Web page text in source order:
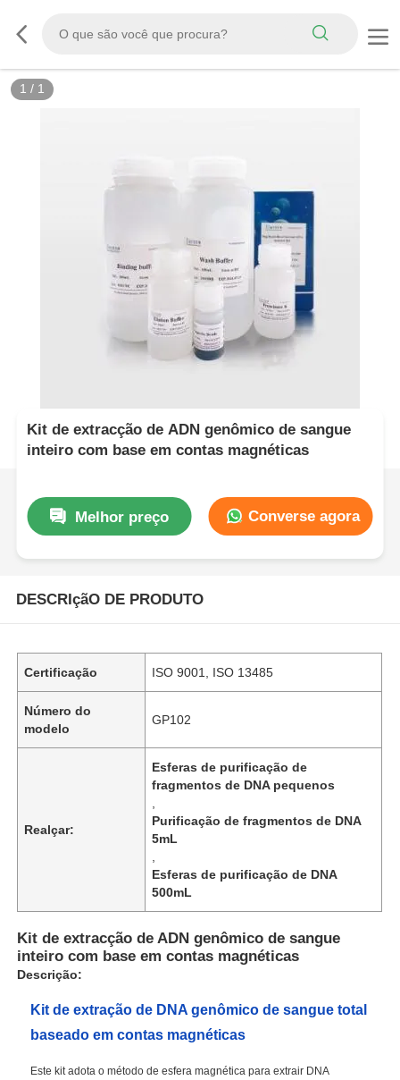
1 / 1
Kit de extracção de ADN genômico de sangue
inteiro com base em contas magnéticas
Melhor preço Converse agora
DESCRIçãO DE PRODUTO
Certificação ISO 9001, ISO 13485
Número do
modelo
GP102
Realçar:
Esferas de purificação de
fragmentos de DNA pequenos
Purificação de fragmentos de DNA
5mL
Esferas de purificação de DNA
500mL
Kit de extracção de ADN genômico de sangue
inteiro com base em contas magnéticas
Descrição:
Kit de extração de DNA genômico de sangue total
baseado em contas magnéticas
Este kit adota o método de esfera magnética para extrair DNA